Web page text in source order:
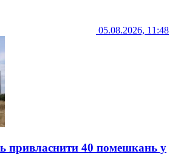
05.08.2026, 11:48
привласнити 40 помешкань у